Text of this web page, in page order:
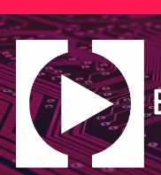
Saltar
al
contenido